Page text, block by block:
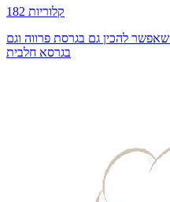
182 קלוריות
להכין גם בגרסת פרווה וגם
בגרסא חלבית